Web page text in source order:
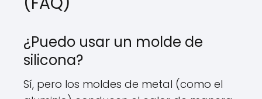
¿Puedo usar un molde de
silicona?
Sí, pero los moldes de metal (como el